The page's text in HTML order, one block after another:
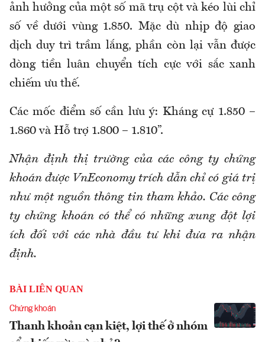
ảnh hưởng của một số mã trụ cột và kéo lùi chỉ
số về dưới vùng 1.850. Mặc dù nhịp độ giao
dịch duy trì trầm lắng, phần còn lại vẫn được
dòng tiền luân chuyển tích cực với sắc xanh
chiếm ưu thế.
Các mốc điểm số cần lưu ý: Kháng cự 1.850 –
1.860 và Hỗ trợ 1.800 – 1.810”.
Nhận định thị trường của các công ty chứng
khoán được VnEconomy trích dẫn chỉ có giá trị
như một nguồn thông tin tham khảo. Các công
ty chứng khoán có thể có những xung đột lợi
ích đối với các nhà đầu tư khi đưa ra nhận
định.
BÀI LIÊN QUAN
Chứng khoán
Thanh khoản cạn kiệt, lợi thế ở nhóm